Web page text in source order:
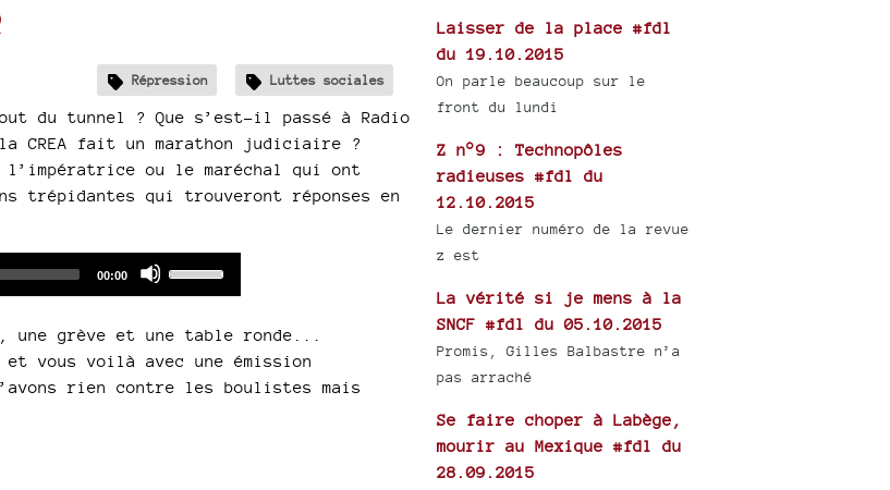
Répression Luttes sociales
du tunnel ? Que s’est-il passé à Radio
CREA fait un marathon judiciaire ?
l’impératrice ou le maréchal qui ont
trépidantes qui trouveront réponses en
Total
00:00
keys
to
increase
une grève et une table ronde...
et vous voilà avec une émission
rien contre les boulistes mais
Laisser de la place #fdl
du 19.10.2015
On parle beaucoup sur le
front du lundi
Z n°9 : Technopôles
radieuses #fdl du
12.10.2015
Le dernier numéro de la revue
z est
La vérité si je mens à la
SNCF #fdl du 05.10.2015
Promis, Gilles Balbastre n’a
pas arraché
Se faire choper à Labège,
mourir au Mexique #fdl du
28.09.2015